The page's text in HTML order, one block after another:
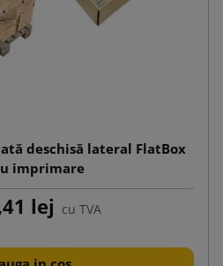
deschisă lateral FlatBox
imprimare
lej cu TVA